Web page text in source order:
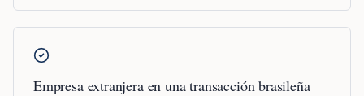
Empresa extranjera en una transacción brasileña